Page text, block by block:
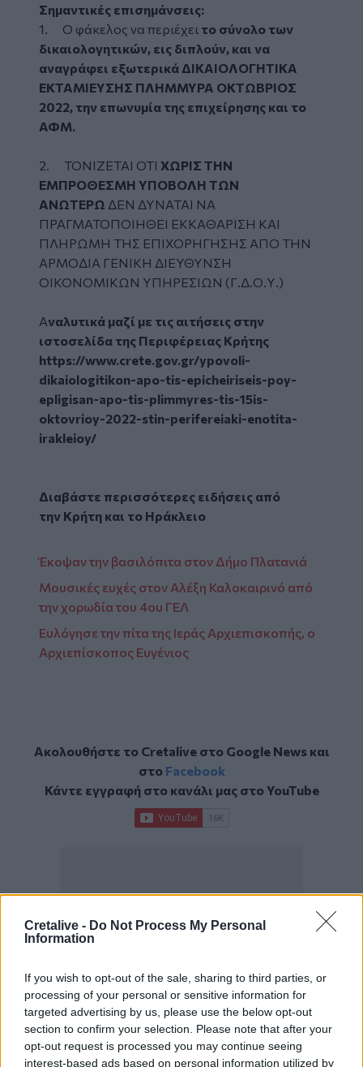
Cretalive - Do Not Process My Personal
Information
If you wish to opt-out of the sale, sharing to third parties, or
processing of your personal or sensitive information for
targeted advertising by us, please use the below opt-out
section to confirm your selection. Please note that after your
opt-out request is processed you may continue seeing
interest-based ads based on personal information utilized by
Σημαντικές επισημάνσεις:
1. Ο φάκελος να περιέχει το σύνολο των
δικαιολογητικών, εις διπλούν, και να
αναγράφει εξωτερικά ΔΙΚΑΙΟΛΟΓΗΤΙΚΑ
ΕΚΤΑΜΙΕΥΣΗΣ ΠΛΗΜΜΥΡΑ ΟΚΤΩΒΡΙΟΣ
2022, την επωνυμία της επιχείρησης και το
ΑΦΜ.
2. ΤΟΝΙΖΕΤΑΙ ΟΤΙ ΧΩΡΙΣ ΤΗΝ
ΕΜΠΡΟΘΕΣΜΗ ΥΠΟΒΟΛΗ ΤΩΝ
ΑΝΩΤΕΡΩ ΔΕΝ ΔΥΝΑΤΑΙ ΝΑ
ΠΡΑΓΜΑΤΟΠΟΙΗΘΕΙ ΕΚΚΑΘΑΡΙΣΗ ΚΑΙ
ΠΛΗΡΩΜΗ ΤΗΣ ΕΠΙΧΟΡΗΓΗΣΗΣ ΑΠΟ ΤΗΝ
ΑΡΜΟΔΙΑ ΓΕΝΙΚΗ ΔΙΕΥΘΥΝΣΗ
ΟΙΚΟΝΟΜΙΚΩΝ ΥΠΗΡΕΣΙΩΝ (Γ.Δ.Ο.Υ.)
Αναλυτικά μαζί με τις αιτήσεις στην
ιστοσελίδα της Περιφέρειας Κρήτης
https://www.crete.gov.gr/ypovoli-
dikaiologitikon-apo-tis-epicheiriseis-poy-
epligisan-apo-tis-plimmyres-tis-15is-
oktovrioy-2022-stin-perifereiaki-enotita-
irakleioy/
Διαβάστε περισσότερες ειδήσεις από
την Κρήτη και το Ηράκλειο
Έκοψαν την βασιλόπιτα στον Δήμο Πλατανιά
Μουσικές ευχές στον Αλέξη Καλοκαιρινό από
την χορωδία του 4ου ΓΕΛ
Ευλόγησε την πίτα της Ιεράς Αρχιεπισκοπής, ο
Αρχιεπίσκοπος Ευγένιος
Ακολουθήστε το Cretalive στο Google Newsκαι
στο Facebook
Κάντε εγγραφή στο κανάλι μας στοYouTube